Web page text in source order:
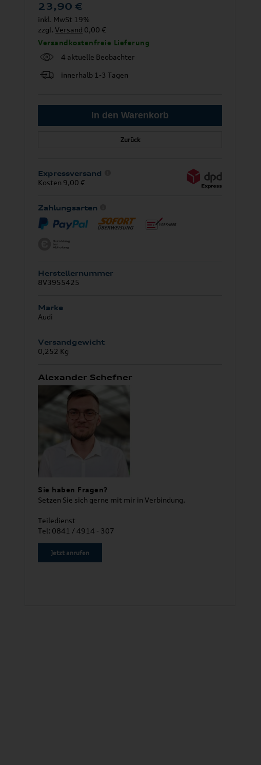
23,90 €
inkl. MwSt 19%
zzgl.Versand 0,00 €
Versandkostenfreie Lieferung
4 aktuelle Beobachter
innerhalb 1-3 Tagen
Zurück
Expressversand
Kosten 9,00 €
Zahlungsarten
Herstellernummer
8V3955425
Marke
Audi
Versandgewicht
0,252 Kg
Alexander Schefner
Sie haben Fragen?
Setzen Sie sich gerne mit mir in Verbindung.
Teiledienst
Tel: 0841 / 4914 - 307
Jetzt anrufen